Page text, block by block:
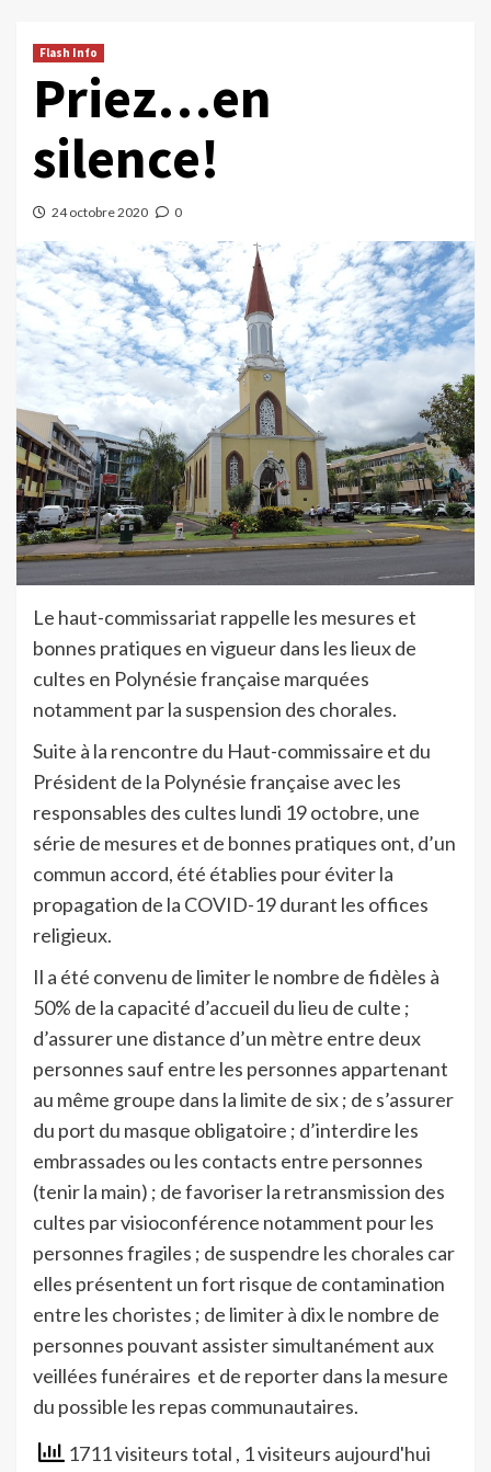
Flash Info
Priez…en
silence!
24 octobre 2020 0
Le haut-commissariat rappelle les mesures et
bonnes pratiques en vigueur dans les lieux de
cultes en Polynésie française marquées
notamment par la suspension des chorales.
Suite à la rencontre du Haut-commissaire et du
Président de la Polynésie française avec les
responsables des cultes lundi 19 octobre, une
série de mesures et de bonnes pratiques ont, d’un
commun accord, été établies pour éviter la
propagation de la COVID-19 durant les offices
religieux.
Il a été convenu de limiter le nombre de fidèles à
50% de la capacité d’accueil du lieu de culte ;
d’assurer une distance d’un mètre entre deux
personnes sauf entre les personnes appartenant
au même groupe dans la limite de six ; de s’assurer
du port du masque obligatoire ; d’interdire les
embrassades ou les contacts entre personnes
(tenir la main) ; de favoriser la retransmission des
cultes par visioconférence notamment pour les
personnes fragiles ; de suspendre les chorales car
elles présentent un fort risque de contamination
entre les choristes ; de limiter à dix le nombre de
personnes pouvant assister simultanément aux
veillées funéraires et de reporter dans la mesure
du possible les repas communautaires.
1711 visiteurs total , 1 visiteurs aujourd'hui